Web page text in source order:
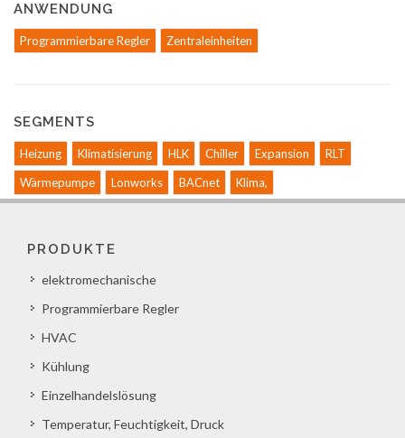
ANWENDUNG
Programmierbare Regler Zentraleinheiten
SEGMENTS
Heizung Klimatisierung HLK Chiller Expansion
RLT
Wärmepumpe
Lonworks BACnet Klima,
PRODUKTE
elektromechanische
Programmierbare Regler
HVAC
Kühlung
Einzelhandelslösung
Temperatur, Feuchtigkeit, Druck